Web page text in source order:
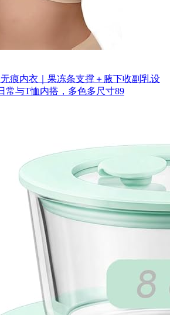
痕内衣｜果冻条支撑＋腋下收副乳设
常与T恤内搭，多色多尺寸89